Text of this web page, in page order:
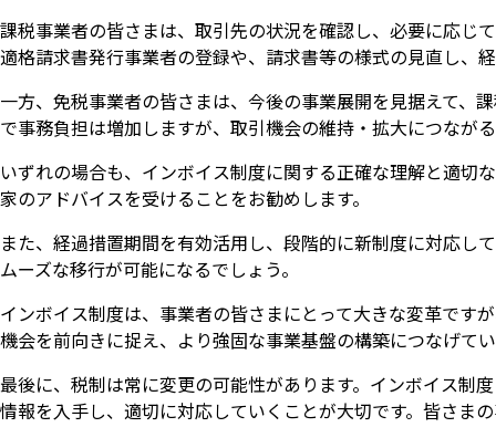
課税事業者の皆さまは、取引先の状況を確認し、必要に応じ
適格請求書発行事業者の登録や、請求書等の様式の見直し、
一方、免税事業者の皆さまは、今後の事業展開を見据えて、
で事務負担は増加しますが、取引機会の維持・拡大につなが
いずれの場合も、インボイス制度に関する正確な理解と適切
家のアドバイスを受けることをお勧めします。
また、経過措置期間を有効活用し、段階的に新制度に対応し
ムーズな移行が可能になるでしょう。
インボイス制度は、事業者の皆さまにとって大きな変革です
機会を前向きに捉え、より強固な事業基盤の構築につなげて
最後に、税制は常に変更の可能性があります。インボイス制
情報を入手し、適切に対応していくことが大切です。皆さま